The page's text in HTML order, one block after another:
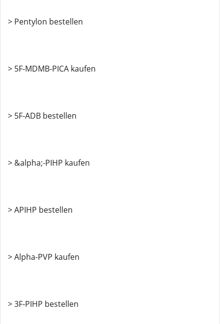
> Pentylon bestellen
> 5F-MDMB-PICA kaufen
> 5F-ADB bestellen
> &alpha;-PIHP kaufen
> APIHP bestellen
> Alpha-PVP kaufen
> 3F-PIHP bestellen